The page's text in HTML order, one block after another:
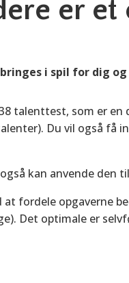
er
i spil for dig
talenttest, som er
Du vil også få
kan anvende
fordele opgaverne
Det optimale er